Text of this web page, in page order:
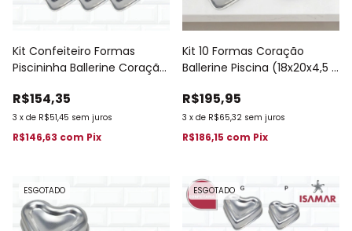
Kit Confeiteiro Formas
Piscininha Ballerine Coração
R$154,35
3 x de R$51,45 sem juros
R$146,63 com Pix
Kit 10 Formas Coração
Ballerine Piscina (18x20x4,5 -
R$195,95
3 x de R$65,32 sem juros
R$186,15 com Pix
ESGOTADO ESGOTADO